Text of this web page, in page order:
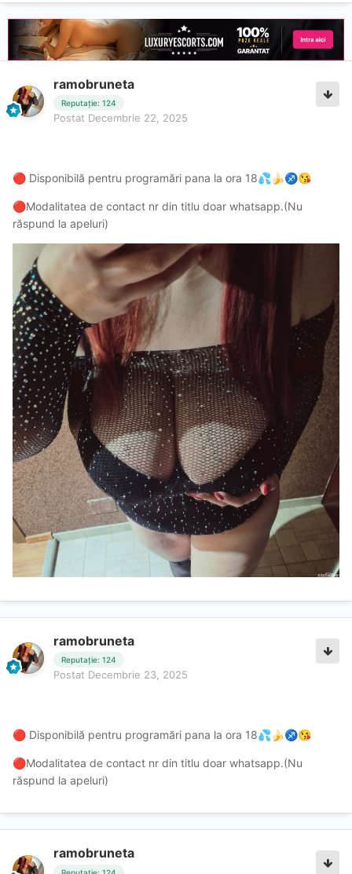
ramobruneta
Reputație: 124
Postat Decembrie 22, 2025
🔴 Disponibilă pentru programări pana la ora 18💦 🍌♐😘
🔴Modalitatea de contact nr din titlu doar whatsapp.(Nu
răspund la apeluri)
ramobruneta
Reputație: 124
Postat Decembrie 23, 2025
🔴 Disponibilă pentru programări pana la ora 18💦🍌♐😘
🔴Modalitatea de contact nr din titlu doar whatsapp.(Nu
răspund la apeluri)
ramobruneta